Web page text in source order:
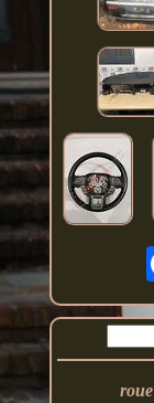
roue